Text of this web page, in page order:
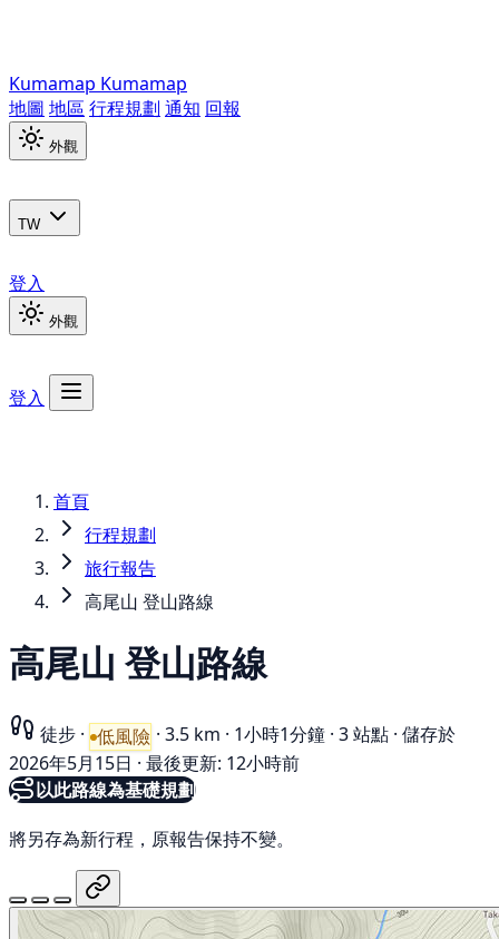
Kumamap Kumamap
地圖 地區 行程規劃 通知 回報
外觀
TW
登入
外觀
登入
首頁
行程規劃
旅行報告
高尾山 登山路線
高尾山 登山路線
徒步 · 低風險 · 3.5 km · 1小時1分鐘 · 3 站點 · 儲存於
2026年5月15日 · 最後更新: 12小時前
以此路線為基礎規劃
將另存為新行程，原報告保持不變。